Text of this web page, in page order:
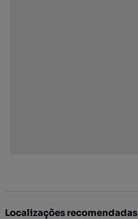
Localizações recomendadas